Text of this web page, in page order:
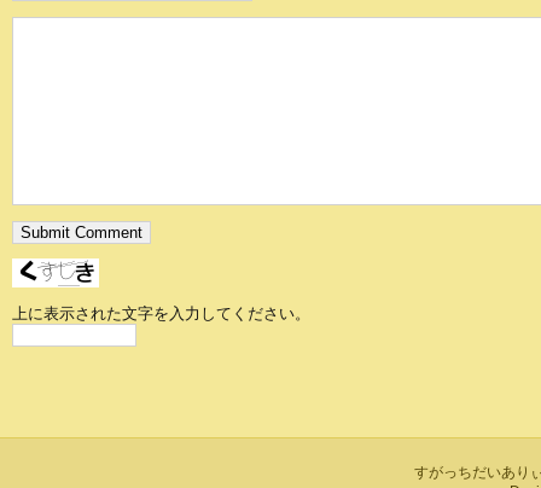
上に表示された文字を入力してください。
すがっちだいあり